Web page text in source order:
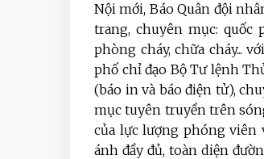
Nội mới, Báo Quân đội
trang, chuyên mục: quốc
phòng cháy, chữa cháy...
phố chỉ đạo Bộ Tư lệnh
(báo in và báo điện tử),
mục tuyên truyền trên
của lực lượng phóng viên
ánh đầy đủ, toàn diện